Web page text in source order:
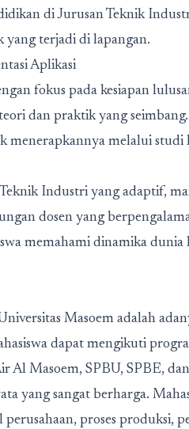
di Jurusan Teknik
yang terjadi di lapangan.
Aplikasi
fokus pada kesiapan
dan praktik yang
menerapkannya melalui studi
Industri yang adaptif,
dosen yang
memahami dinamika dunia
Masoem adalah
dapat mengikuti
Al Masoem, SPBU, SPBE,
yang sangat berharga.
proses produksi,